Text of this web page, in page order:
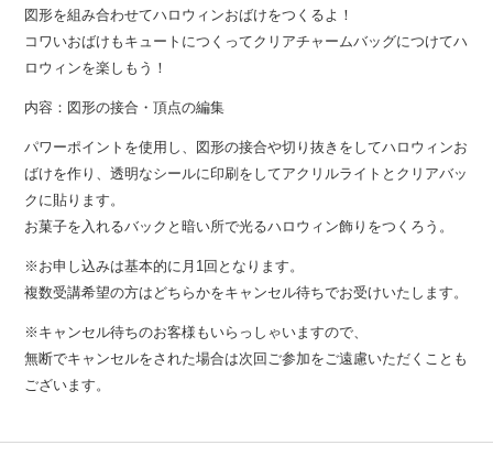
図形を組み合わせてハロウィンおばけをつくるよ！
コワいおばけもキュートにつくってクリアチャームバッグにつけてハ
ロウィンを楽しもう！
内容：図形の接合・頂点の編集
パワーポイントを使用し、図形の接合や切り抜きをしてハロウィンお
ばけを作り、透明なシールに印刷をしてアクリルライトとクリアバッ
クに貼ります。
お菓子を入れるバックと暗い所で光るハロウィン飾りをつくろう。
※お申し込みは基本的に月1回となります。
複数受講希望の方はどちらかをキャンセル待ちでお受けいたします。
※キャンセル待ちのお客様もいらっしゃいますので、
無断でキャンセルをされた場合は次回ご参加をご遠慮いただくことも
ございます。